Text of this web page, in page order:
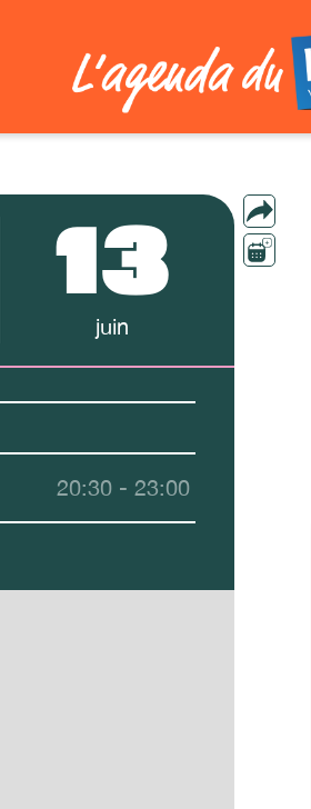
13
juin
20:30 - 23:00